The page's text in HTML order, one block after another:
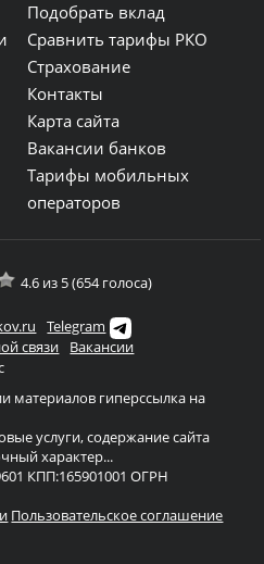
Подобрать вклад
Сравнить тарифы РКО
Страхование
Контакты
Карта сайта
Вакансии банков
Тарифы мобильных
операторов
4.6 из 5 (654 голоса)
Telegram
связи
Вакансии
материалов гиперссылка на
услуги, содержание сайта
характер...
КПП:165901001 ОГРН
Пользовательское соглашение